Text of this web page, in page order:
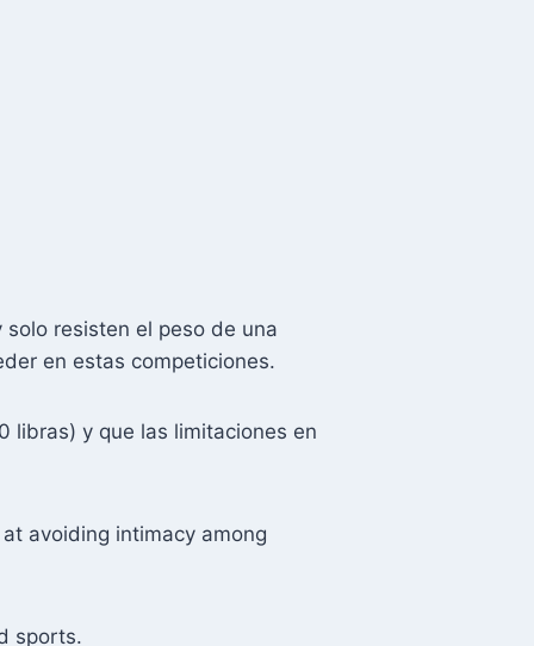
resisten el peso de una
en estas competiciones.
libras) y que las limitaciones en
avoiding intimacy among
sports.